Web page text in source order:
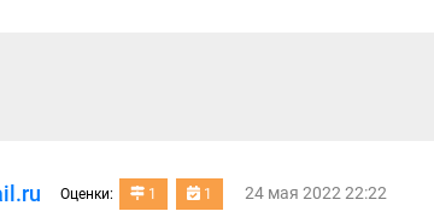
Оценки: 1 1 24 мая 2022 22:22